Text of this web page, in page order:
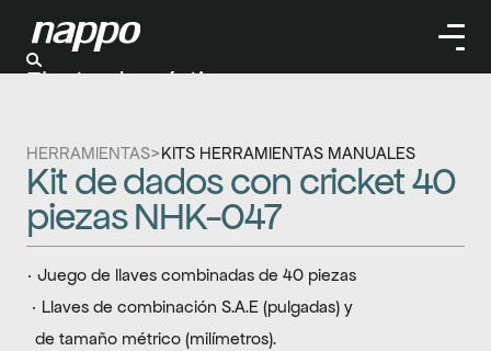
HERRAMIENTAS>KITS HERRAMIENTAS MANUALES
Kit de dados con cricket 40
piezas NHK-047
· Juego de llaves combinadas de 40 piezas
· Llaves de combinación S.A.E (pulgadas) y
  de tamaño métrico (milímetros).
Electrodomésticos
Limpieza
Herramientas
Climatizaación